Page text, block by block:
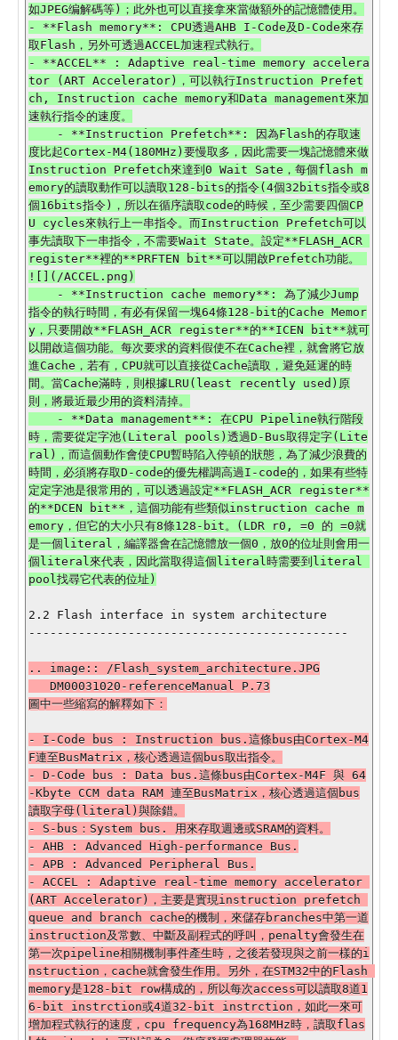
如JPEG编解碼等)；此外也可以直接拿來當做額外的記憶體使用。
- **Flash memory**: CPU透過AHB I-Code及D-Code來存
取Flash，另外可透過ACCEL加速程式執行。
- **ACCEL** : Adaptive real-time memory accelera
tor (ART Accelerator)，可以執行Instruction Prefet
ch, Instruction cache memory和Data management來加
速執行指令的速度。
度比起Cortex-M4(180MHz)要慢取多，因此需要一塊記憶體來做
Instruction Prefetch來達到0 Wait Sate，每個flash m
emory的讀取動作可以讀取128-bits的指令(4個32bits指令或8
個16bits指令)，所以在循序讀取code的時候，至少需要四個CP
U cycles來執行上一串指令。而Instruction Prefetch可以
事先讀取下一串指令，不需要Wait State。設定**FLASH_ACR
register**裡的**PRFTEN bit**可以開啟Prefetch功能。
![](/ACCEL.png)
指令的執行時間，有必有保留一塊64條128-bit的Cache Memor
y，只要開啟**FLASH_ACR register**的**ICEN bit**就可
以開啟這個功能。每次要求的資料假使不在Cache裡，就會將它放
進Cache，若有，CPU就可以直接從Cache讀取，避免延遲的時
間。當Cache滿時，則根據LRU(least recently used)原
則，將最近最少用的資料清掉。
時，需要從定字池(Literal pools)透過D-Bus取得定字(Lite
ral)，而這個動作會使CPU暫時陷入停頓的狀態，為了減少浪費的
時間，必須將存取D-code的優先權調高過I-code的，如果有些特
定定字池是很常用的，可以透過設定**FLASH_ACR register**
的**DCEN bit**，這個功能有些類似instruction cache m
emory，但它的大小只有8條128-bit。(LDR r0, =0 的 =0就
是一個literal，編譯器會在記憶體放一個0，放0的位址則會用一
個literal來代表，因此當取得這個literal時需要到literal
2.2 Flash interface in system architecture
---------------------------------------------
.. image:: /Flash_system_architecture.JPG
圖中一些縮寫的解釋如下：
- I-Code bus : Instruction bus.這條bus由Cortex-M4
F連至BusMatrix，核心透過這個bus取出指令。
- D-Code bus : Data bus.這條bus由Cortex-M4F 與 64
-Kbyte CCM data RAM 連至BusMatrix，核心透過這個bus
讀取字母(literal)與除錯。
- S-bus：System bus. 用來存取週邊或SRAM的資料。
- AHB : Advanced High-performance Bus.
- APB : Advanced Peripheral Bus.
- ACCEL : Adaptive real-time memory accelerator
(ART Accelerator)，主要是實現instruction prefetch
queue and branch cache的機制，來儲存branches中第一道
instruction及常數、中斷及副程式的呼叫，penalty會發生在
第一次pipeline相關機制事件產生時，之後若發現與之前一樣的i
nstruction，cache就會發生作用。另外，在STM32中的Flash
memory是128-bit row構成的，所以每次access可以讀取8道1
6-bit instrction或4道32-bit instrction，如此一來可
增加程式執行的速度，cpu frequency為168MHz時，讀取flas